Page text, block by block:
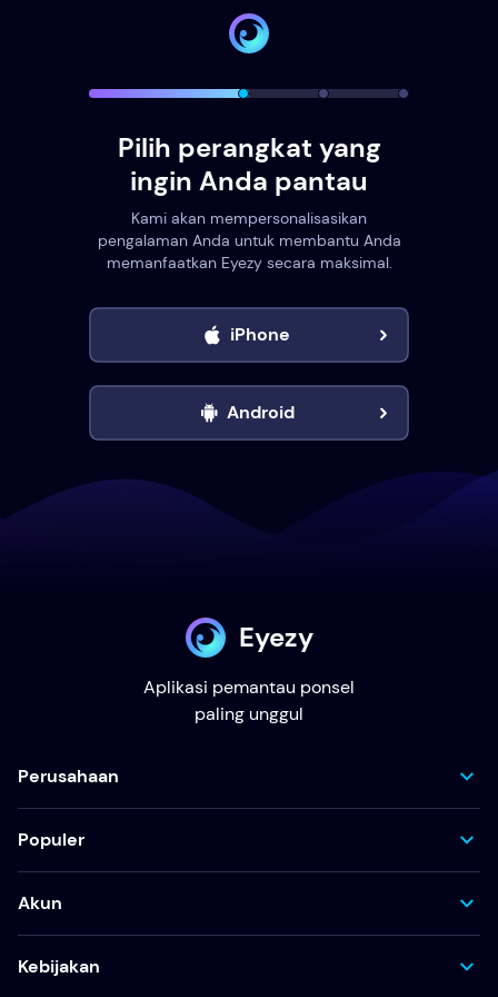
Pilih perangkat yang
ingin Anda pantau
Kami akan mempersonalisasikan
pengalaman Anda untuk membantu Anda
memanfaatkan Eyezy secara maksimal.
iPhone
Android
Eyezy
Aplikasi pemantau ponsel
paling unggul
Perusahaan
Populer
Akun
Kebijakan